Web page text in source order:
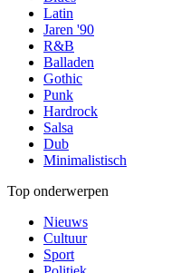
Latin
Jaren '90
R&B
Balladen
Gothic
Punk
Hardrock
Salsa
Dub
Minimalistisch
Top onderwerpen
Nieuws
Cultuur
Sport